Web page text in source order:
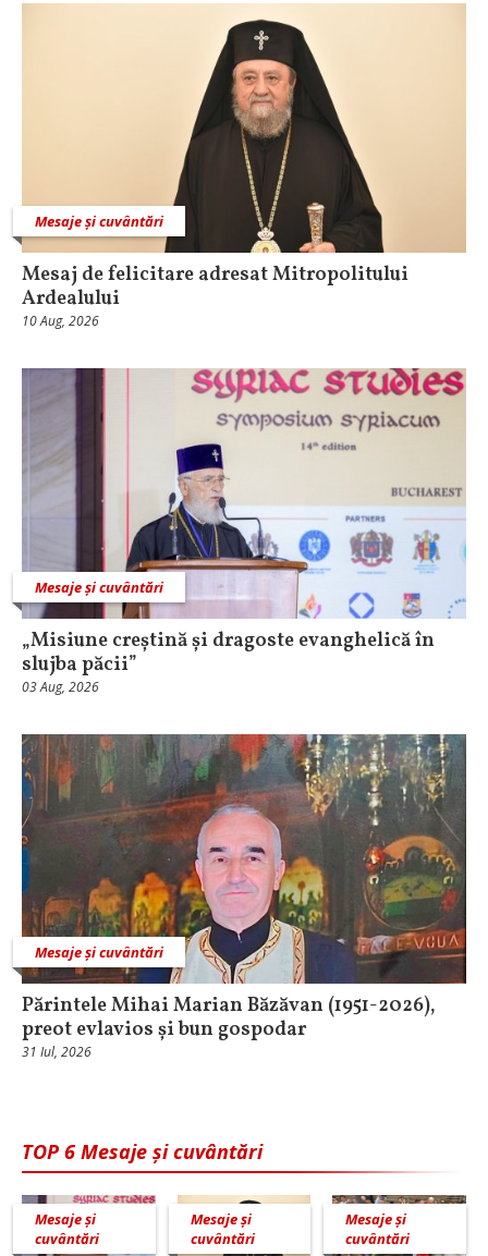
Mesaje și cuvântări
Mesaj de felicitare adresat Mitropolitului
Ardealului
10 Aug, 2026
Mesaje și cuvântări
„Misiune creștină și dragoste evanghelică în
slujba păcii”
03 Aug, 2026
Mesaje și cuvântări
Părintele Mihai Marian Băzăvan (1951-2026),
preot evlavios și bun gospodar
31 Iul, 2026
TOP 6 Mesaje și cuvântări
Mesaje și
cuvântări
Mesaje și
cuvântări
Mesaje și
cuvântări